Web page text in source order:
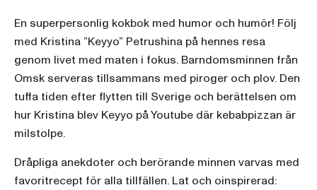
En superpersonlig kokbok med humor och humör! Följ
med Kristina ”Keyyo” Petrushina på hennes resa
genom livet med maten i fokus. Barndomsminnen från
Omsk serveras tillsammans med piroger och plov. Den
tuffa tiden efter flytten till Sverige och berättelsen om
hur Kristina blev Keyyo på Youtube där kebabpizzan är
milstolpe.
Dråpliga anekdoter och berörande minnen varvas med
favoritrecept för alla tillfällen. Lat och oinspirerad: